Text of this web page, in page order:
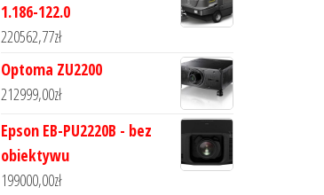
1.186-122.0
220562,77zł
Optoma ZU2200
212999,00zł
Epson EB-PU2220B - bez
obiektywu
199000,00zł